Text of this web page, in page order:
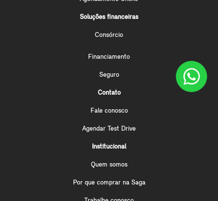
Soluções financeiras
Consórcio
Financiamento
Seguro
Contato
Fale conosco
Agendar Test Drive
Institucional
Quem somos
Por que comprar na Saga